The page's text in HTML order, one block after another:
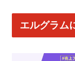
エルグラム